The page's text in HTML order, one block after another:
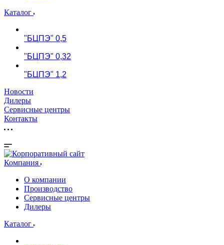
Каталог
"БЦПЭ" 0,5
"БЦПЭ" 0,32
"БЦПЭ" 1,2
Новости
Дилеры
Сервисные центры
Контакты
Компания
О компании
Производство
Сервисные центры
Дилеры
Каталог